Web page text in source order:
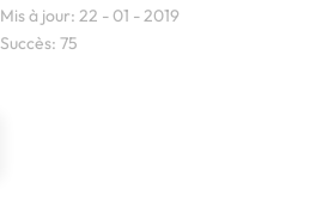
Mis à jour: 22 - 01 - 2019
Succès: 75